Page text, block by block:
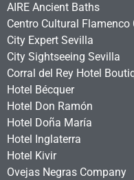
AIRE Ancient Baths
Centro Cultural
City Expert Sevilla
City Sightseeing Sevilla
Corral del Rey Hotel
Hotel Bécquer
Hotel Don Ramón
Hotel Doña María
Hotel Inglaterra
Hotel Kivir
Ovejas Negras Company